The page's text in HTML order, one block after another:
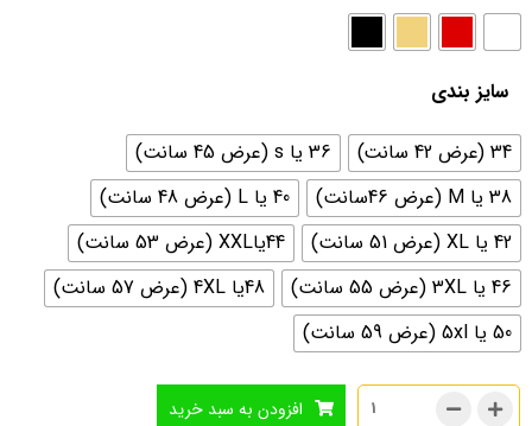
سایز بندی
34 (عرض 42 سانت)
36 یا s (عرض 45 سانت)
38 یا M (عرض 46سانت)
40 یا L (عرض 48 سانت)
42 یا XL (عرض 51 سانت)
44یاXXL (عرض 53 سانت)
46 یا 3XL (عرض 55 سانت)
48یا 4XL (عرض 57 سانت)
50 یا 5xl (عرض 59 سانت)
افزودن به سبد خرید